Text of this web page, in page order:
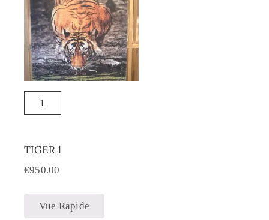
TIGER 1
€950.00
Vue Rapide